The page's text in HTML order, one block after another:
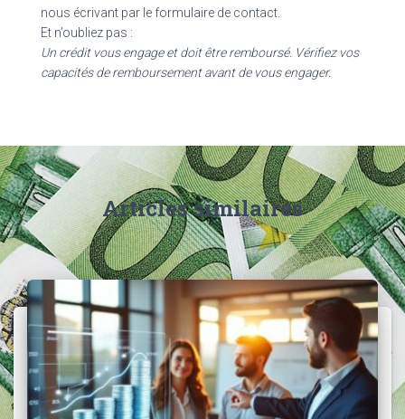
nous écrivant par le formulaire de contact.
Et n’oubliez pas :
Un crédit vous engage et doit être remboursé. Vérifiez vos
capacités de remboursement avant de vous engager.
Articles similaires